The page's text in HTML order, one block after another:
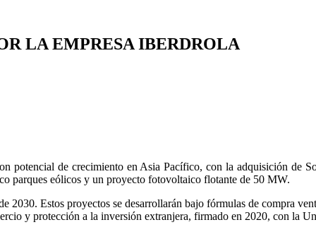
LA EMPRESA IBERDROLA
potencial de crecimiento en Asia Pacífico, con la adquisición de
parques eólicos y un proyecto fotovoltaico flotante de 50 MW.
2030. Estos proyectos se desarrollarán bajo fórmulas de compra
y protección a la inversión extranjera, firmado en 2020, con la